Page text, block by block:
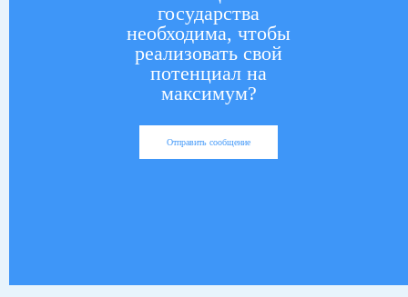
государства
необходима, чтобы
реализовать свой
потенциал на
максимум?
Отправить сообщение